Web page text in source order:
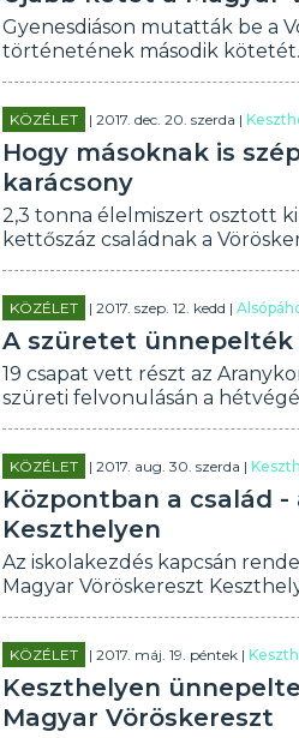
Gyenesdiáson mutatták be a
történetének második kötetét.
KÖZÉLET | 2017. dec. 20. szerda |
Hogy másoknak is
karácsony
2,3 tonna élelmiszert osztott
kettőszáz családnak a
KÖZÉLET | 2017. szep. 12. kedd |
A szüretet ünnepelték
19 csapat vett részt az
szüreti felvonulásán a
KÖZÉLET | 2017. aug. 30. szerda |
Központban a család
Keszthelyen
Az iskolakezdés kapcsán
Magyar Vöröskereszt
KÖZÉLET | 2017. máj. 19. péntek |
Keszthelyen
Magyar Vöröskereszt